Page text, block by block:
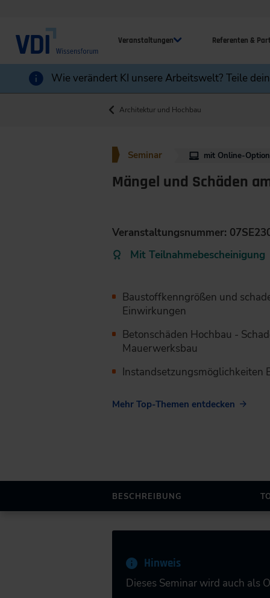
Veranstaltungen Referenten &
Wie verändert KI unsere Arbeitswelt? Teile
Architektur und Hochbau
Seminar mit Online-
Mängel und Schäden
Veranstaltungsnummer:
Mit Teilnahmebescheinigung
Baustoffkenngrößen und
Einwirkungen
Betonschäden Hochbau -
Mauerwerksbau
Instandsetzungsmöglichkeiten
Mehr Top-Themen entdecken
BESCHREIBUNG
Hinweis
Dieses Seminar wird auch als